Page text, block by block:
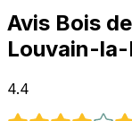
Avis Bois
Louvain-
4.4